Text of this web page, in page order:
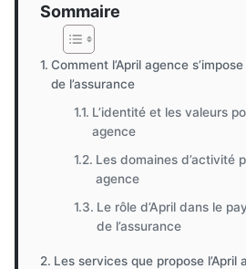
Sommaire
Comment l’April agence
de l’assurance
L’identité et les valeurs
agence
Les domaines d’activité
agence
Le rôle d’April dans le
de l’assurance
Les services que propose l’April